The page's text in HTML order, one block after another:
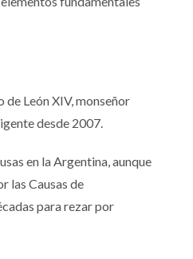
León XIV, monseñor
desde 2007.
en la Argentina, aunque
las Causas de
para rezar por